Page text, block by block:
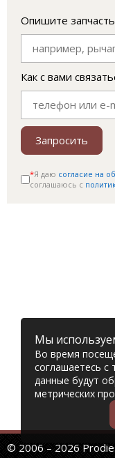
Опишите запчасть
Как с вами
Запросить
*Я даю согласие на
соглашаюсь c
© 2006 – 2026
Мы
Во время
соглашаетесь с
данные будут
метрических